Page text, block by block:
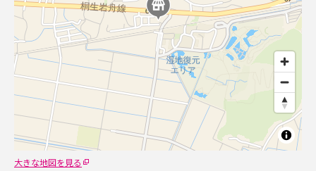
大きな地図を見る